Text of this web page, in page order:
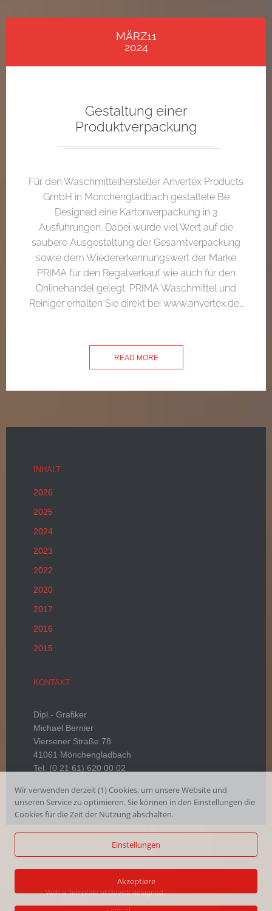
MÄRZ11
2024
Gestaltung einer
Produktverpackung
Für den Waschmittelhersteller Anvertex Products
GmbH in Mönchengladbach gestaltete Be
Designed eine Kartonverpackung in 3
Ausführungen. Dabei wurde viel Wert auf die
saubere Ausgestaltung der Gesamtverpackung
sowie dem Wiedererkennungswert der Marke
PRIMA für den Regalverkauf wie auch für den
Onlinehandel gelegt. PRIMA Waschmittel und
Reiniger erhalten Sie direkt bei www.anvertex.de…
READ MORE
INHALT
2026
2025
2024
2023
2022
2020
2017
2016
2015
KONTAKT
Dipl.- Grafiker
Michael Bernier
Viersener Straße 78
41061 Mönchengladbach
Tel. (0 21 61) 620 00 02
With a Template of Gavick designedby Michael Bernier
Wir verwenden derzeit (1) Cookies, um unsere Website und
unseren Service zu optimieren. Sie können in den Einstellungen die
Cookies für die Zeit der Nutzung abschalten.
Einstellungen
Akzeptiere